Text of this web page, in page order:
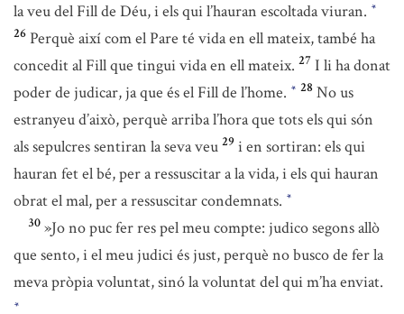
la veu del Fill de Déu, i els qui l’hauran escoltada viuran. *
26 Perquè així com el Pare té vida en ell mateix, també ha
concedit al Fill que tingui vida en ell mateix. 27 I li ha donat
poder de judicar, ja que és el Fill de l’home. * 28 No us
estranyeu d’això, perquè arriba l’hora que tots els qui són
als sepulcres sentiran la seva veu 29 i en sortiran: els qui
hauran fet el bé, per a ressuscitar a la vida, i els qui hauran
obrat el mal, per a ressuscitar condemnats. *
30 »Jo no puc fer res pel meu compte: judico segons allò
que sento, i el meu judici és just, perquè no busco de fer la
meva pròpia voluntat, sinó la voluntat del qui m’ha enviat.
*